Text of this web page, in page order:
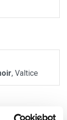
, Valtice